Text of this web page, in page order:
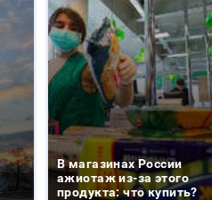
В магазинах России
ажиотаж из-за этого
продукта: что купить?